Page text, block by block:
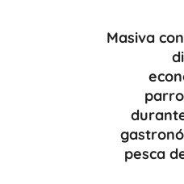
Masiva
pesca